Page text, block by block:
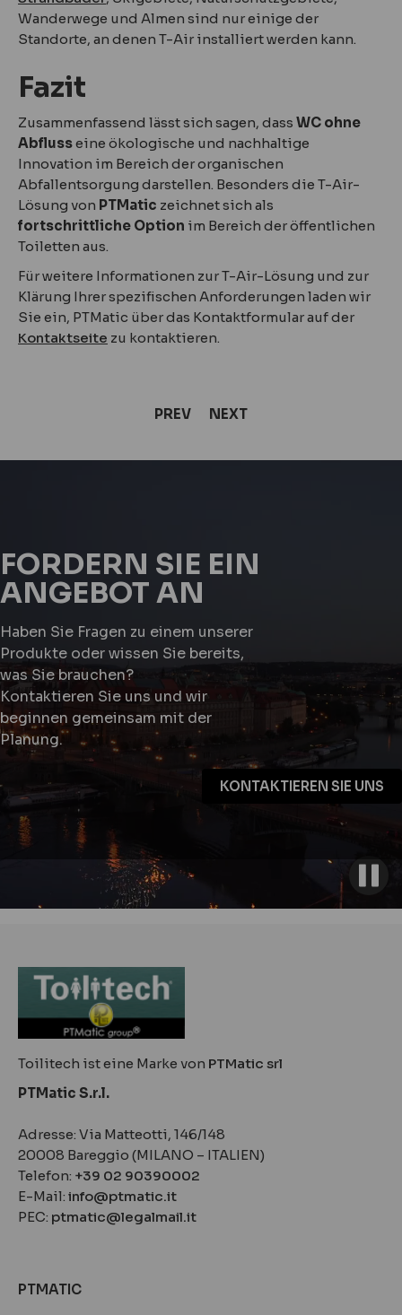
Wanderwege und Almen sind nur einige der
Standorte, an denen T-Air installiert werden kann.
Fazit
Zusammenfassend lässt sich sagen, dass WC ohne
Abflusseine ökologische und nachhaltige
Innovation im Bereich der organischen
Abfallentsorgung darstellen. Besonders die T-Air-
Lösung von PTMatic zeichnet sich als
fortschrittliche Option im Bereich der öffentlichen
Toiletten aus.
Für weitere Informationen zur T-Air-Lösung und zur
Klärung Ihrer spezifischen Anforderungen laden wir
Sie ein, PTMatic über das Kontaktformular auf der
Kontaktseite zu kontaktieren.
PREV NEXT
FORDERN SIE EIN
ANGEBOT AN
Haben Sie Fragen zu einem unserer
Produkte oder wissen Sie bereits,
was Sie brauchen?
Kontaktieren Sie uns und wir
beginnen gemeinsam mit der
Planung.
KONTAKTIEREN SIE UNS
Toilitech ist eine Marke von PTMatic srl
PTMatic S.r.l.
Adresse: Via Matteotti, 146/148
20008 Bareggio (MILANO – ITALIEN)
Telefon: +39 02 90390002
E-Mail: info@ptmatic.it
PEC: ptmatic@legalmail.it
PTMATIC